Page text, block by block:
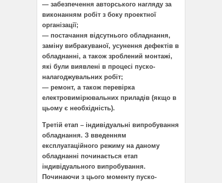
— забезпечення авторського нагляду за
виконанням робіт з боку проектної
організації;
— постачання відсутнього обладнання,
заміну вибракуваної, усунення дефектів в
обладнанні, а також зроблений монтажі,
які були виявлені в процесі пуско-
налагоджувальних робіт;
— ремонт, а також перевірка
електровимірювальних приладів (якщо в
цьому є необхідність).
Третій етап – індивідуальні випробування
обладнання. З введенням
експлуатаційного режиму на даному
обладнанні починається етап
індивідуального випробування.
Починаючи з цього моменту пуско-